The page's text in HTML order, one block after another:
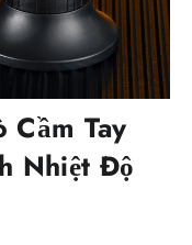
Cầm Tay
Nhiệt Độ